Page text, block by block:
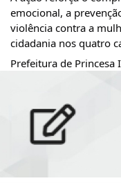
emocional, a
violência contra a
cidadania nos quatro
Prefeitura de Princesa